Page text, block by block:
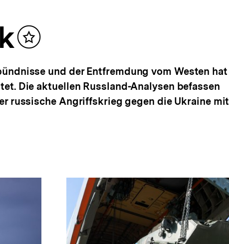
Inhalt
merken
und der Entfremdung vom Westen hat
Die aktuellen Russland-Analysen befassen
russische Angriffskrieg gegen die Ukraine mit